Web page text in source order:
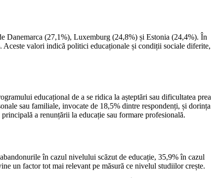
Danemarca (27,1%), Luxemburg (24,8%) și Estonia (24,4%). În
valori indică politici educaționale și condiții sociale diferite,
educațional de a se ridica la așteptări sau dificultatea prea
sau familiale, invocate de 18,5% dintre respondenți, și dorința
a renunțării la educație sau formare profesională.
în cazul nivelului scăzut de educație, 35,9% în cazul
un factor tot mai relevant pe măsură ce nivelul studiilor crește.